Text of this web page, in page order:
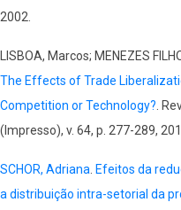
2002.
LISBOA, Marcos; MENEZES
The Effects of Trade
Competition or Technology? .
(Impresso), v. 64, p. 277-289,
SCHOR, Adriana Efeitos da
a distribuição intra-setorial da